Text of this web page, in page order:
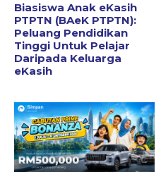
Biasiswa Anak eKasih
PTPTN (BAeK PTPTN):
Peluang Pendidikan
Tinggi Untuk Pelajar
Daripada Keluarga
eKasih